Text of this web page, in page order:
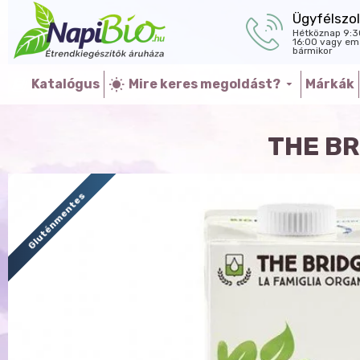
Hétköznap
16:00 vagy
bármikor
Katalógus Mire keres megoldást? Márkák
THE
Gluténmentes